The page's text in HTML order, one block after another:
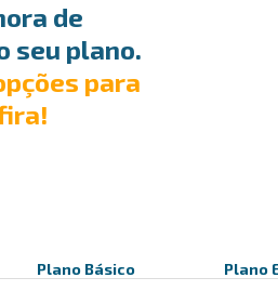
de
seu plano.
para
Plano Básico Plano